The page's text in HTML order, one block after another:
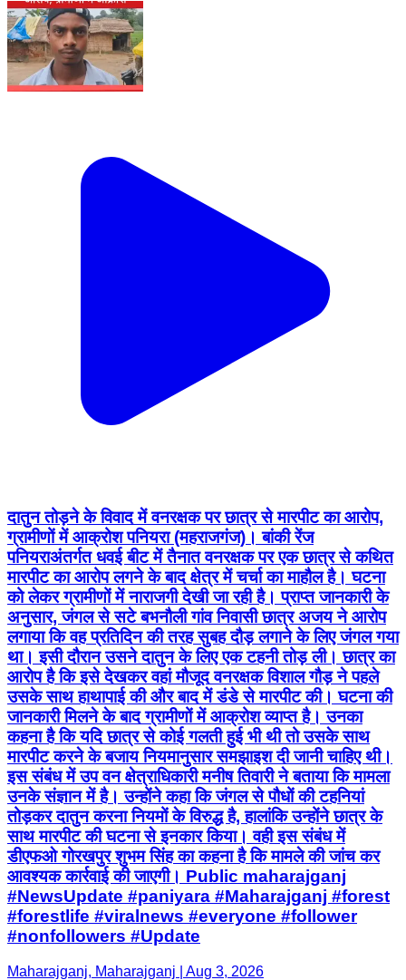
दातुन तोड़ने के विवाद में वनरक्षक पर छात्र से मारपीट का आरोप,
ग्रामीणों में आक्रोश पनियरा (महराजगंज)। बांकी रेंज
पनियराअंतर्गत धवई बीट में तैनात वनरक्षक पर एक छात्र से कथित
मारपीट का आरोप लगने के बाद क्षेत्र में चर्चा का माहौल है। घटना
को लेकर ग्रामीणों में नाराजगी देखी जा रही है। प्राप्त जानकारी के
अनुसार, जंगल से सटे बभनौली गांव निवासी छात्र अजय ने आरोप
लगाया कि वह प्रतिदिन की तरह सुबह दौड़ लगाने के लिए जंगल गया
था। इसी दौरान उसने दातुन के लिए एक टहनी तोड़ ली। छात्र का
आरोप है कि इसे देखकर वहां मौजूद वनरक्षक विशाल गौड़ ने पहले
उसके साथ हाथापाई की और बाद में डंडे से मारपीट की। घटना की
जानकारी मिलने के बाद ग्रामीणों में आक्रोश व्याप्त है। उनका
कहना है कि यदि छात्र से कोई गलती हुई भी थी तो उसके साथ
मारपीट करने के बजाय नियमानुसार समझाइश दी जानी चाहिए थी।
इस संबंध में उप वन क्षेत्राधिकारी मनीष तिवारी ने बताया कि मामला
उनके संज्ञान में है। उन्होंने कहा कि जंगल से पौधों की टहनियां
तोड़कर दातुन करना नियमों के विरुद्ध है, हालांकि उन्होंने छात्र के
साथ मारपीट की घटना से इनकार किया। वही इस संबंध में
डीएफओ गोरखपुर शुभम सिंह का कहना है कि मामले की जांच कर
आवश्यक कार्रवाई की जाएगी। Public maharajganj
#NewsUpdate #paniyara #Maharajganj #forest
#forestlife #viralnews #everyone #follower
#nonfollowers #Update
Maharajganj, Maharajganj | Aug 3, 2026